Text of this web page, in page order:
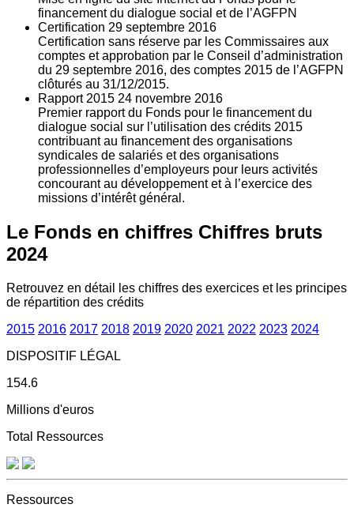
financement du dialogue social et de l’AGFPN
Certification 29 septembre 2016
Certification sans réserve par les Commissaires aux
comptes et approbation par le Conseil d’administration
du 29 septembre 2016, des comptes 2015 de l’AGFPN
clôturés au 31/12/2015.
Rapport 2015 24 novembre 2016
Premier rapport du Fonds pour le financement du
dialogue social sur l’utilisation des crédits 2015
contribuant au financement des organisations
syndicales de salariés et des organisations
professionnelles d’employeurs pour leurs activités
concourant au développement et à l’exercice des
missions d’intérêt général.
Le Fonds en chiffres Chiffres bruts
2024
Retrouvez en détail les chiffres des exercices et les principes
de répartition des crédits
2015 2016 2017 2018 2019 2020 2021 2022 2023 2024
DISPOSITIF LÉGAL
154.6
Millions d'euros
Total Ressources
Ressources